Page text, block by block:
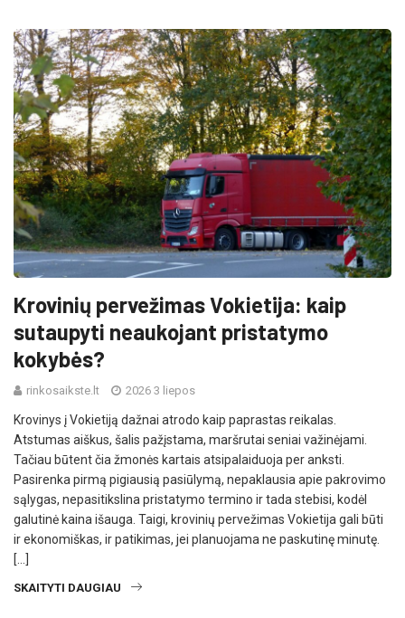
Krovinių pervežimas Vokietija: kaip
sutaupyti neaukojant pristatymo
kokybės?
rinkosaikste.lt 2026 3 liepos
Krovinys į Vokietiją dažnai atrodo kaip paprastas reikalas.
Atstumas aiškus, šalis pažįstama, maršrutai seniai važinėjami.
Tačiau būtent čia žmonės kartais atsipalaiduoja per anksti.
Pasirenka pirmą pigiausią pasiūlymą, nepaklausia apie pakrovimo
sąlygas, nepasitikslina pristatymo termino ir tada stebisi, kodėl
galutinė kaina išauga. Taigi, krovinių pervežimas Vokietija gali būti
ir ekonomiškas, ir patikimas, jei planuojama ne paskutinę minutę.
[…]
SKAITYTI DAUGIAU